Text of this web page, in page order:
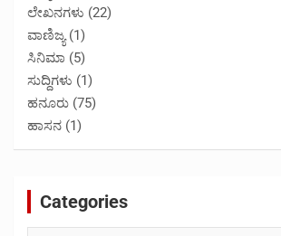
ಲೇಖನಗಳು (22)
ವಾಣಿಜ್ಯ(1)
ಸಿನಿಮಾ (5)
ಸುದ್ದಿಗಳು (1)
ಹನೂರು (75)
ಹಾಸನ (1)
Categories